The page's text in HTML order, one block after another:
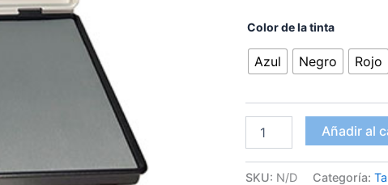
Color de la tinta
Azul Negro Rojo
Añadir al
SKU: N/D Categoría: